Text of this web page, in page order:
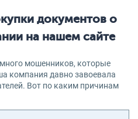
документов о
на нашем сайте
мошенников, которые
компания давно завоевала
Вот по каким причинам